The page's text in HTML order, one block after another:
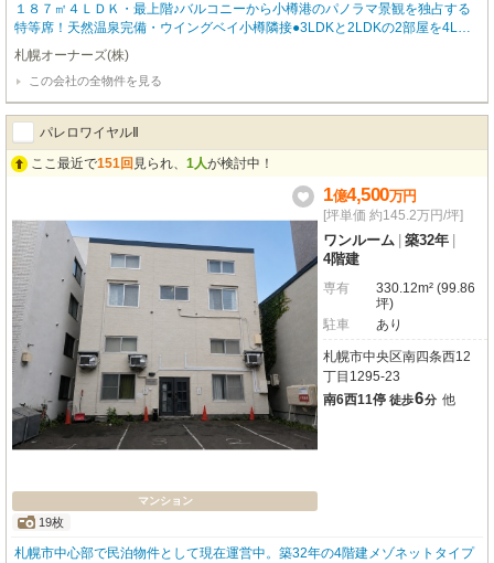
１８７㎡４ＬＤＫ・最上階♪バルコニーから小樽港のパノラマ景観を独占する
特等席！天然温泉完備・ウイングベイ小樽隣接●3LDKと2LDKの2部屋を4LDK
にリフォームしたラグジュアリーなお部屋です！●経済的なセントラル給湯暖
房システム採用！●防犯カメラ・オートロック・ＴＶ付きモニターホンで安心
のセキュリティ●機能的なシステムキッチン・食洗機あり！●ペット飼育可※規
約制限有り
札幌オーナーズ(株)
この会社の全物件を見る
パレロワイヤルⅡ
ここ最近で151回 見られ、 1人が検討中！
マンション
19枚
1億4,500万円
[坪単価 約145.2万円/坪]
ワンルーム 築32年
4階建
専有
330.12m² (99.86
坪)
駐車
あり
札幌市中央区南四条西12
丁目1295-23
南6西11停 徒歩6分 他
札幌市中心部で民泊物件として現在運営中。築32年の4階建メゾネットタイプ